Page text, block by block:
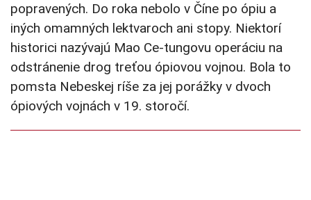
popravených. Do roka nebolo v Číne po ópiu a
iných omamných lektvaroch ani stopy. Niektorí
historici nazývajú Mao Ce-tungovu operáciu na
odstránenie drog treťou ópiovou vojnou. Bola to
pomsta Nebeskej ríše za jej porážky v dvoch
ópiových vojnách v 19. storočí.